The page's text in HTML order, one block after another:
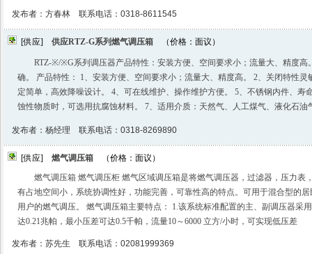
发布者：方春林 联系电话：0318-8611545
[供应] 供应RTZ-G系列燃气调压箱 （价格：面议）
RTZ-※/※G系列调压器产品特性：安装方便、空间要求小；流量大、精度高
确。 产品特性： 1、安装方便、空间要求小；流量大、精度高。 2、关闭特性灵
定简单，高效降噪设计。 4、可在线维护、操作维护方便。 5、不锈钢内件、寿
蚀性物质时，可选用抗腐蚀材料。 7、适用介质：天然气、人工煤气、液化石油
发布者：杨经理 联系电话：0318-8269890
[供应] 燃气调压箱 （价格：面议）
燃气调压箱 燃气调压柜 燃气区域调压箱是将燃气调压器，过滤器，压力表
有占地空间小，系统协调性好，功能完善，可靠性高的特点。可用于混合型的
用户的燃气调压。 燃气调压箱主要特点： 1.该系统标准配置的主、副调压器采
达0.21兆帕，最小压差可达0.5千帕，流量10～6000 立方/小时，可实现低压差
发布者：苏先生 联系电话：02081999369